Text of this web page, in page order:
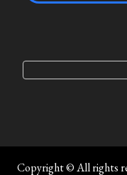
Copyright © All rights